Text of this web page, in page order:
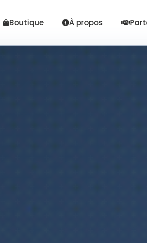
Boutique À propos